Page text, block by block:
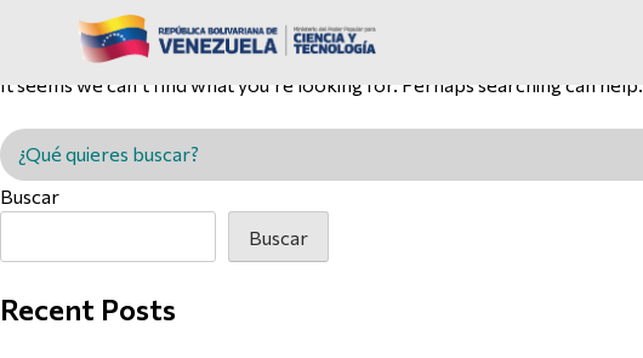
Nothing Found
It seems we can’t find what you’re looking for. Perhaps searching can help.
Buscar en MINCYT
Buscar
Buscar
Recent Posts